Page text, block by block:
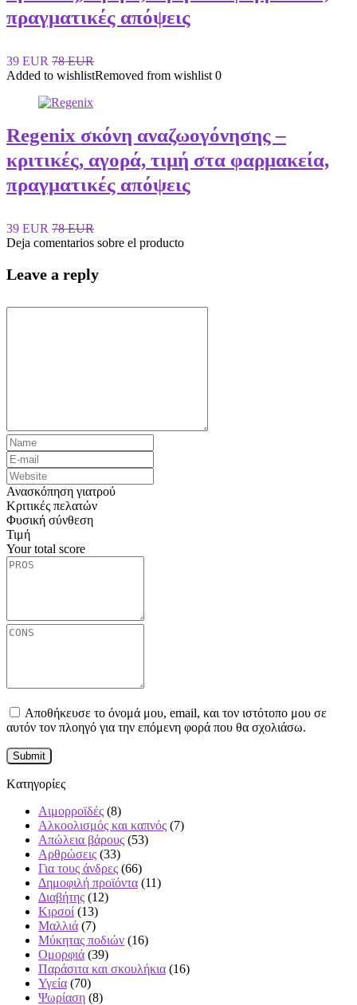
πραγματικές απόψεις
39 EUR 78 EUR
Added to wishlistRemoved from wishlist 0
Regenix σκόνη αναζωογόνησης –
κριτικές, αγορά, τιμή στα φαρμακεία,
πραγματικές απόψεις
39 EUR 78 EUR
Deja comentarios sobre el producto
Leave a reply
Ανασκόπηση γιατρού
Κριτικές πελατών
Φυσική σύνθεση
Τιμή
Your total score
Αποθήκευσε το όνομά μου, email, και τον ιστότοπο μου σε
αυτόν τον πλοηγό για την επόμενη φορά που θα σχολιάσω.
Kατηγορίες
Αιμορροϊδές (8)
Αλκοολισμός και καπνός (7)
Απώλεια βάρους (53)
Αρθρώσεις (33)
Για τους άνδρες (66)
Δημοφιλή προϊόντα (11)
Διαβήτης (12)
Κιρσοί (13)
Μαλλιά (7)
Μύκητας ποδιών (16)
Ομορφιά (39)
Παράσιτα και σκουλήκια (16)
Υγεία (70)
Ψωρίαση (8)